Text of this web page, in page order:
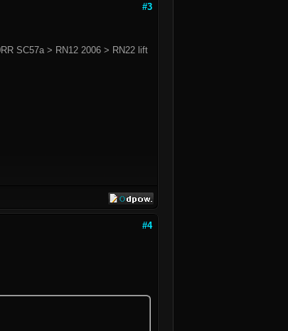
#3
SC57a > RN12 2006 > RN22 lift
#4